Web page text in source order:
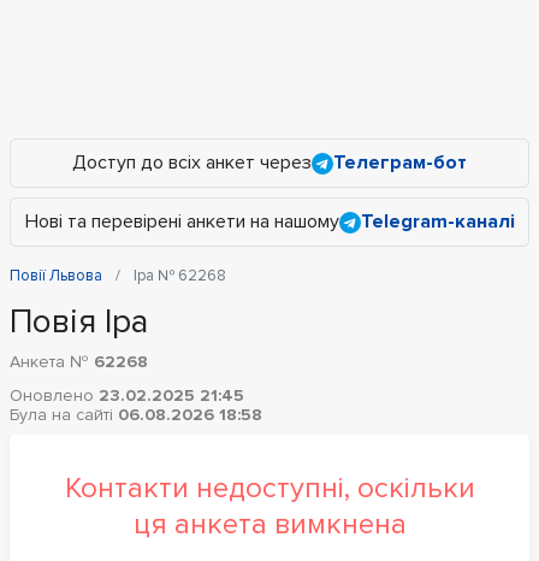
Доступ до всіх анкет через Телеграм-бот
Нові та перевірені анкети на нашому Telegram-каналі
Повії Львова Іра № 62268
Повія Іра
Анкета № 62268
Оновлено 23.02.2025 21:45
Була на сайті 06.08.2026 18:58
Контакти недоступні, оскільки
ця анкета вимкнена